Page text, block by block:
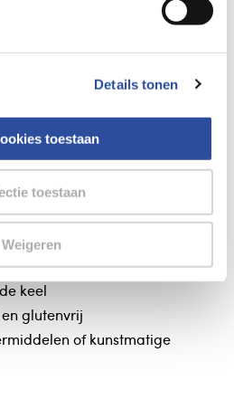
Details tonen
toestaan
toestaan
Weigeren
keelirritatie siroop
keelirritatie siroop
& Keelirritatie
siroop met een dubbele
keel
glutenvrij
of kunstmatige